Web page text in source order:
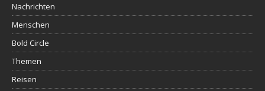
Nachrichten
Menschen
Bold Circle
Themen
Reisen